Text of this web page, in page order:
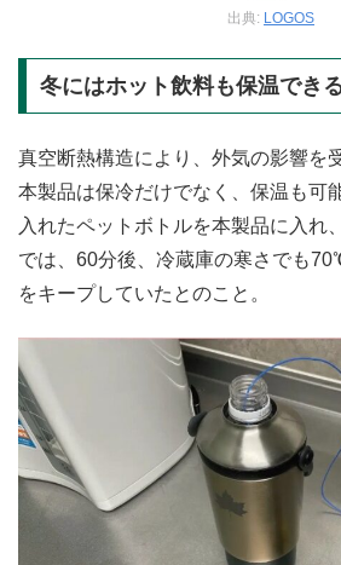
出典: LOGOS
冬にはホット飲料も保温でき
真空断熱構造により、外気の影響を
本製品は保冷だけでなく、保温も可
入れたペットボトルを本製品に入れ
では、60分後、冷蔵庫の寒さでも
をキープしていたとのこと。